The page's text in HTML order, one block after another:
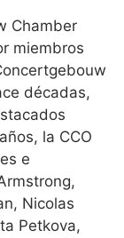
Chamber
miembros
décadas,
la CCO
e
Nicolas
Petkova,